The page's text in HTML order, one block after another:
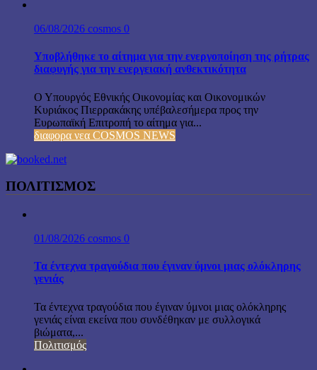
06/08/2026 cosmos 0
Υποβλήθηκε το αίτημα για την ενεργοποίηση της ρήτρας
διαφυγής για την ενεργειακή ανθεκτικότητα
Ο Υπουργός Εθνικής Οικονομίας και Οικονομικών
Κυριάκος Πιερρακάκης υπέβαλεσήμερα προς την
Ευρωπαϊκή Επιτροπή το αίτημα για...
διαφορα νεα COSMOS NEWS
ΠΟΛΙΤΙΣΜΟΣ
01/08/2026 cosmos 0
Τα έντεχνα τραγούδια που έγιναν ύμνοι μιας ολόκληρης
γενιάς
Τα έντεχνα τραγούδια που έγιναν ύμνοι μιας ολόκληρης
γενιάς είναι εκείνα που συνδέθηκαν με συλλογικά
βιώματα,...
Πολιτισμός